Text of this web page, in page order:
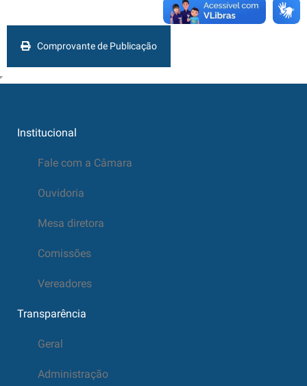
Comprovante de Publicação
Institucional
Fale com a Câmara
Ouvidoria
Mesa diretora
Comissões
Vereadores
Transparência
Geral
Administração